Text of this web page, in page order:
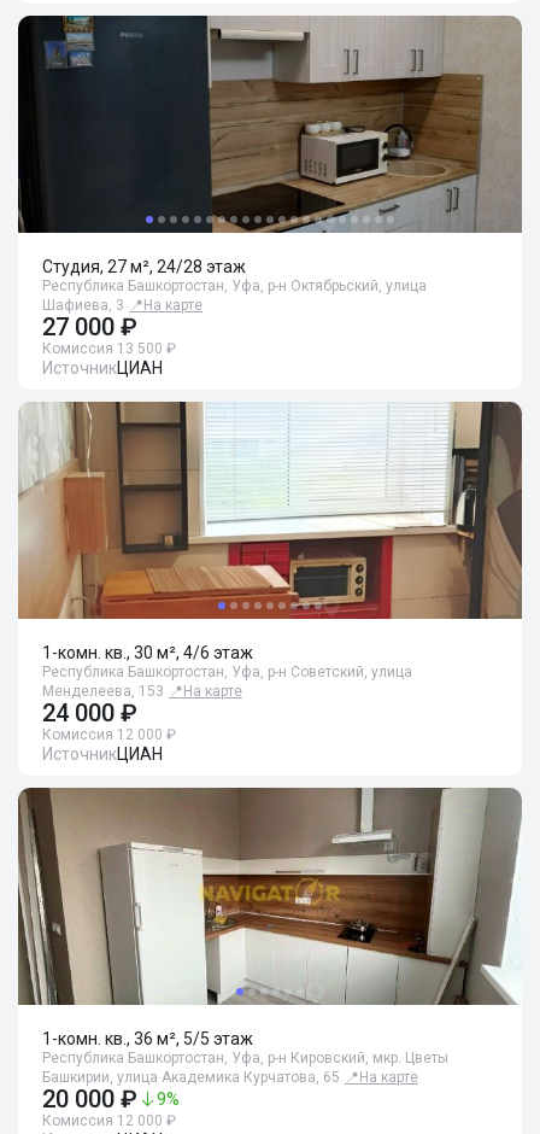
Студия, 27 м², 24/28 этаж
Республика Башкортостан, Уфа, р-н Октябрьский, улица
Шафиева, 3 📍 На карте
27 000 ₽
Комиссия 13 500 ₽
ИсточникЦИАН
1-комн. кв., 30 м², 4/6 этаж
Республика Башкортостан, Уфа, р-н Советский, улица
Менделеева, 153 📍 На карте
24 000 ₽
Комиссия 12 000 ₽
ИсточникЦИАН
1-комн. кв., 36 м², 5/5 этаж
Республика Башкортостан, Уфа, р-н Кировский, мкр. Цветы
Башкирии, улица Академика Курчатова, 65 📍 На карте
20 000 ₽ 9%
Комиссия 12 000 ₽